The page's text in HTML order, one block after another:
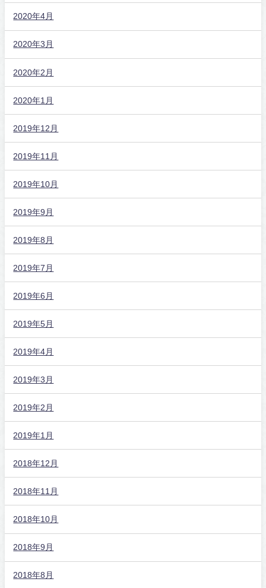
2020年4月
2020年3月
2020年2月
2020年1月
2019年12月
2019年11月
2019年10月
2019年9月
2019年8月
2019年7月
2019年6月
2019年5月
2019年4月
2019年3月
2019年2月
2019年1月
2018年12月
2018年11月
2018年10月
2018年9月
2018年8月